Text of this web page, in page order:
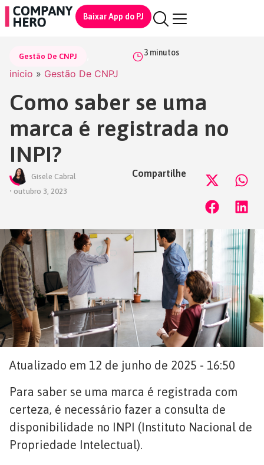
Baixar App do PJ
Gestão De CNPJ
inicio » Gestão De CNPJ
3 minutos
Como saber se uma
marca é registrada no
INPI?
Gisele Cabral
• outubro 3, 2023
Compartilhe
Atualizado em 12 de junho de 2025 - 16:50
Para saber se uma marca é registrada com
certeza, é necessário fazer a consulta de
disponibilidade no INPI (Instituto Nacional de
Propriedade Intelectual).